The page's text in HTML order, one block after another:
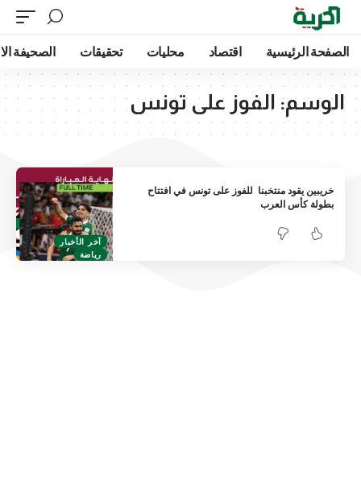
الصفحة الرئيسية اقتصاد محليات تحقيقات الصحيفة
الوسم: الفوز على تونس
آخر الأخبار
رياضة
خريبين يقود منتخبنا للفوز على تونس في افتتاح
بطولة كأس العرب